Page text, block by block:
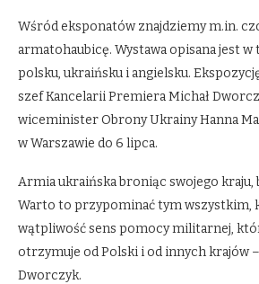
Wśród eksponatów znajdziemy m.in.
armatohaubicę. Wystawa opisana jest
polsku, ukraińsku i angielsku.
szef Kancelarii Premiera Michał
wiceminister Obrony Ukrainy Hanna
w Warszawie do 6 lipca.
Armia ukraińska broniąc swojego
Warto to przypominać tym wszystkim,
wątpliwość sens pomocy militarnej,
otrzymuje od Polski i od innych krajów
Dworczyk.